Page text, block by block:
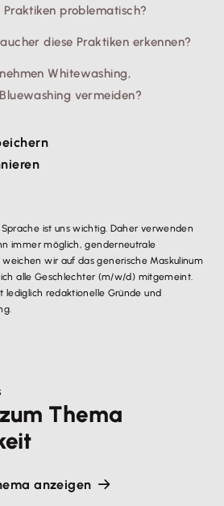
problematisch?
diese Praktiken erkennen?
Whitewashing,
vermeiden?
ist uns wichtig. Daher verwenden
immer möglich, genderneutrale
wir auf das generische Maskulinum
alle Geschlechter (m/w/d) mitgemeint.
lediglich redaktionelle Gründe und
Thema
anzeigen